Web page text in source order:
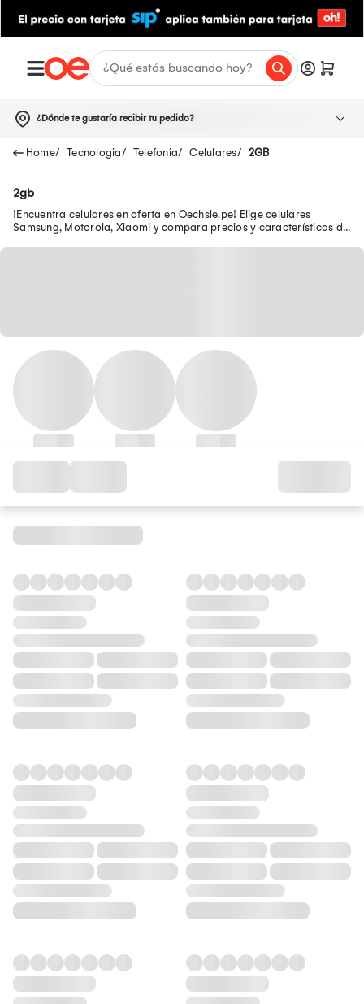
¿Dónde te gustaría recibir tu pedido?
Tecnologia Telefonia Celulares 2GB
2gb
¡Encuentra celulares en oferta en Oechsle.pe! Elige celulares
Samsung, Motorola, Xiaomi y compara precios y características de